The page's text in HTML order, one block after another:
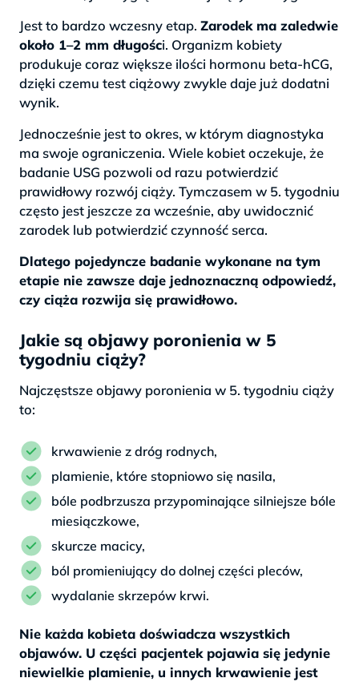
Jest to bardzo wczesny etap. Zarodek ma zaledwie
około 1–2 mm długości. Organizm kobiety
produkuje coraz większe ilości hormonu beta-hCG,
dzięki czemu test ciążowy zwykle daje już dodatni
wynik.
Jednocześnie jest to okres, w którym diagnostyka
ma swoje ograniczenia. Wiele kobiet oczekuje, że
badanie USG pozwoli od razu potwierdzić
prawidłowy rozwój ciąży. Tymczasem w 5. tygodniu
często jest jeszcze za wcześnie, aby uwidocznić
zarodek lub potwierdzić czynność serca.
Dlatego pojedyncze badanie wykonane na tym
etapie nie zawsze daje jednoznaczną odpowiedź,
czy ciąża rozwija się prawidłowo.
Jakie są objawy poronienia w 5
tygodniu ciąży?
Najczęstsze objawy poronienia w 5. tygodniu ciąży
to:
krwawienie z dróg rodnych,
plamienie, które stopniowo się nasila,
bóle podbrzusza przypominające silniejsze bóle
miesiączkowe,
skurcze macicy,
ból promieniujący do dolnej części pleców,
wydalanie skrzepów krwi.
Nie każda kobieta doświadcza wszystkich
objawów. U części pacjentek pojawia się jedynie
niewielkie plamienie, u innych krwawienie jest